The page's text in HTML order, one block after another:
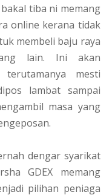
tiba ni memang
online kerana tidak
membeli baju raya
lain. Ini akan
mesti
lambat sampai
masa yang
dengar syarikat
GDEX memang
pilihan peniaga